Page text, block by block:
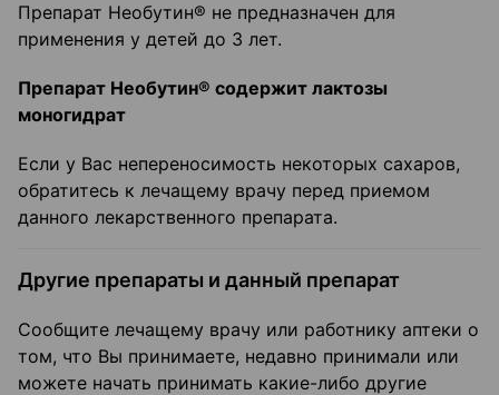
Препарат Необутин® не предназначен для
применения у детей до 3 лет.
Препарат Необутин® содержит лактозы
моногидрат
Если у Вас непереносимость некоторых сахаров,
обратитесь к лечащему врачу перед приемом
данного лекарственного препарата.
Другие препараты и данный препарат
Сообщите лечащему врачу или работнику аптеки о
том, что Вы принимаете, недавно принимали или
можете начать принимать какие-либо другие